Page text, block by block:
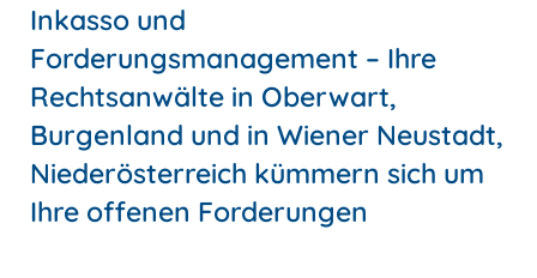
Inkasso und
Forderungsmanagement – Ihre
Rechtsanwälte in Oberwart,
Burgenland und in Wiener Neustadt,
Niederösterreich kümmern sich um
Ihre offenen Forderungen